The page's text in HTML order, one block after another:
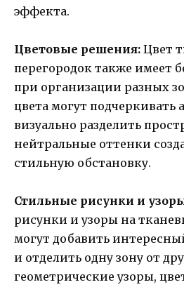
эффекта.
Цветовые решения: Цвет
перегородок также имеет
при организации разных
цвета могут подчеркивать
визуально разделить
нейтральные оттенки
стильную обстановку.
Стильные рисунки и
рисунки и узоры на
могут добавить
и отделить одну зону от
геометрические узоры,